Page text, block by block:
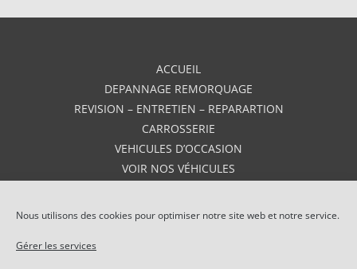
Nous utilisons des cookies pour optimiser notre site web et notre service.
Gérer les services
ACCUEIL
DEPANNAGE REMORQUAGE
REVISION – ENTRETIEN – REPARARTION
CARROSSERIE
VEHICULES D’OCCASION
VOIR NOS VÉHICULES